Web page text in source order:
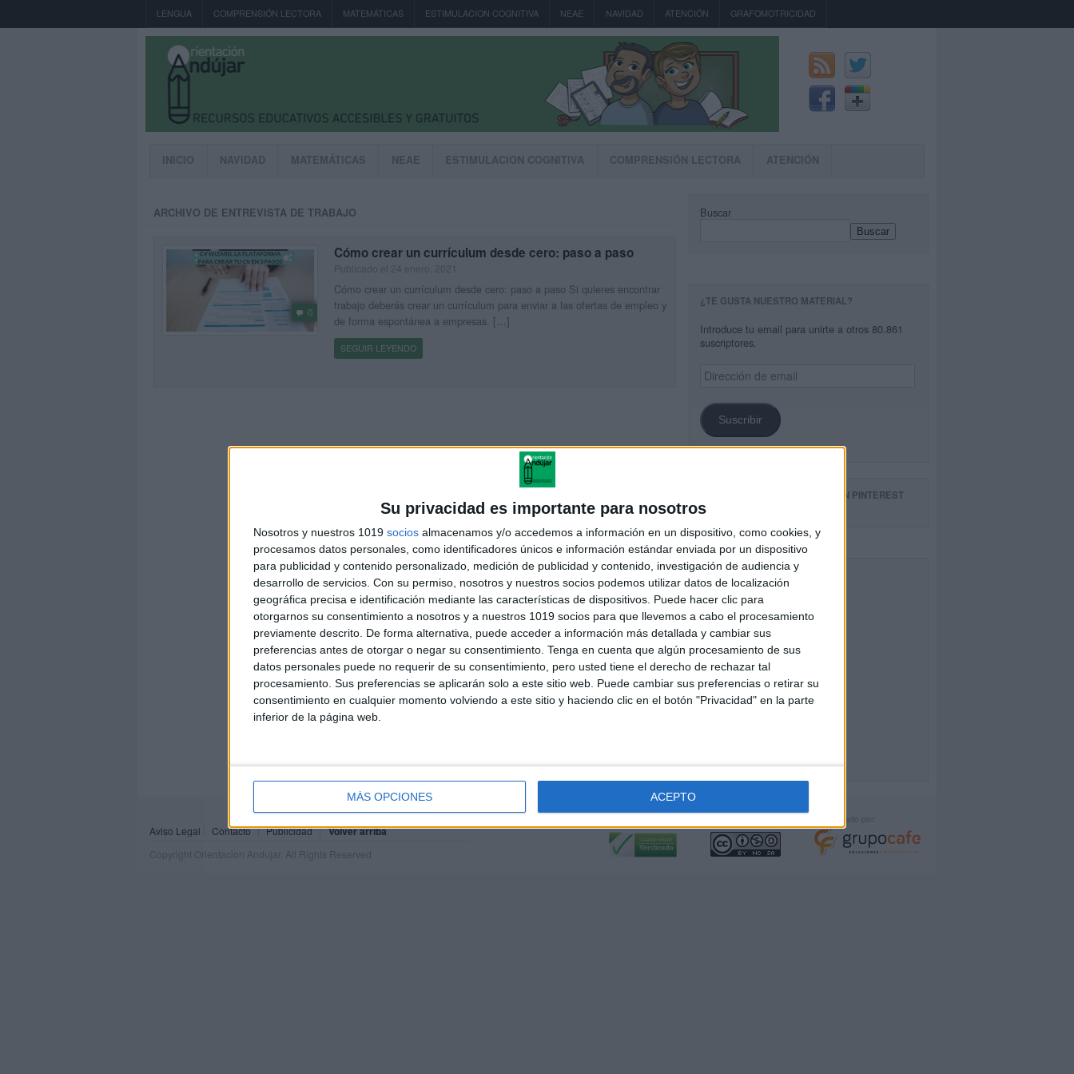
Su privacidad es importante para nosotros
Nosotros y nuestros 1019 socios almacenamos y/o accedemos a información en un dispositivo, como cookies, y
procesamos datos personales, como identificadores únicos e información estándar enviada por un dispositivo
para publicidad y contenido personalizado, medición de publicidad y contenido, investigación de audiencia y
desarrollo de servicios. Con su permiso, nosotros y nuestros socios podemos utilizar datos de localización
geográfica precisa e identificación mediante las características de dispositivos. Puede hacer clic para
otorgarnos su consentimiento a nosotros y a nuestros 1019 socios para que llevemos a cabo el procesamiento
previamente descrito. De forma alternativa, puede acceder a información más detallada y cambiar sus
preferencias antes de otorgar o negar su consentimiento. Tenga en cuenta que algún procesamiento de sus
datos personales puede no requerir de su consentimiento, pero usted tiene el derecho de rechazar tal
procesamiento. Sus preferencias se aplicarán solo a este sitio web. Puede cambiar sus preferencias o retirar su
consentimiento en cualquier momento volviendo a este sitio y haciendo clic en el botón "Privacidad" en la parte
inferior de la página web.
MÁS OPCIONES ACEPTO
LENGUA COMPRENSIÓN LECTORA MATEMÁTICAS ESTIMULACION COGNITIVA NEAE NAVIDAD ATENCIÓN GRAFOMOTRICIDAD
INICIO NAVIDAD MATEMÁTICAS NEAE ESTIMULACION COGNITIVA COMPRENSIÓN LECTORA ATENCIÓN
ARCHIVO DE ENTREVISTA DE TRABAJO
0
Cómo crear un currículum desde cero: paso a paso
Cómo crear un currículum desde cero: paso a paso Si quieres encontrar
trabajo deberás crear un currículum para enviar a las ofertas de empleo y
de forma espontánea a empresas. […]
SEGUIR LEYENDO
Buscar
Buscar
¿TE GUSTA NUESTRO MATERIAL?
Introduce tu email para unirte a otros 80.861
suscriptores.
Dirección
de
Suscribir
SIGUE NUESTROS TABLEROS EN PINTEREST
Aviso Legal Contacto Publicidad Volver arriba
Copyright Orientacion Andujar. All Rights Reserved